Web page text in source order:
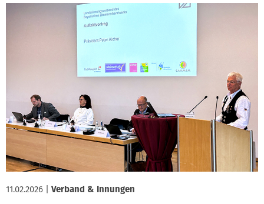
11.02.2026 Verband & Innungen